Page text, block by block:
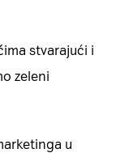
stvarajući i
zeleni
u